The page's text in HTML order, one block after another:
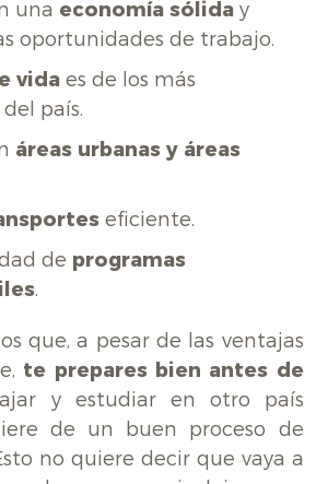
una economía sóliday
oportunidades de trabajo.
vida es de los más
país.
áreas urbanas y áreas
eficiente.
de programas
.
que, a pesar de las ventajas
te prepares bien antes de
y estudiar en otro país
de un buen proceso de
no quiere decir que vaya a